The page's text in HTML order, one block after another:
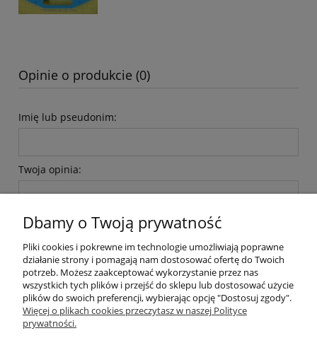
Opinie o produkcie (0)
Imię lub pseudonim:
Twoja opinia:
Dbamy o Twoją prywatność
Pliki cookies i pokrewne im technologie umożliwiają poprawne
działanie strony i pomagają nam dostosować ofertę do Twoich
potrzeb. Możesz zaakceptować wykorzystanie przez nas
wszystkich tych plików i przejść do sklepu lub dostosować użycie
plików do swoich preferencji, wybierając opcję "Dostosuj zgody".
Więcej o plikach cookies przeczytasz w naszej Polityce
prywatności.